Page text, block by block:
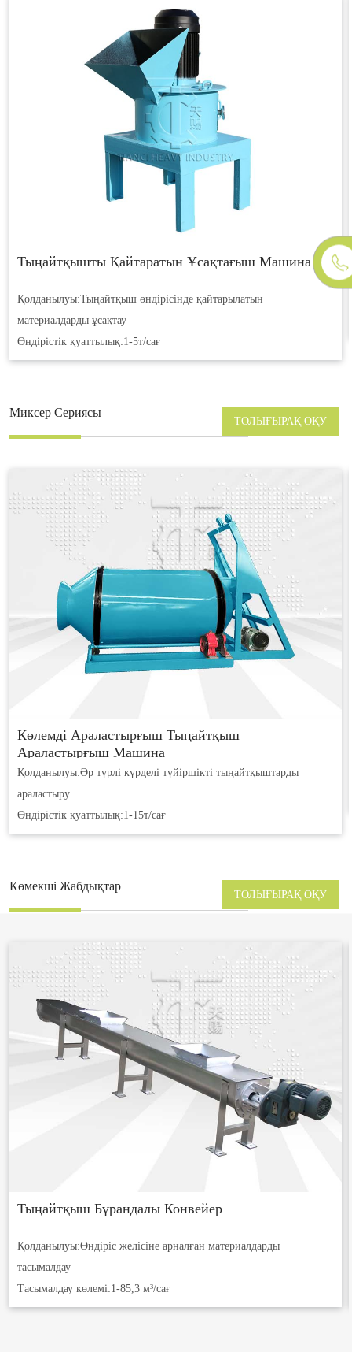
Тыңайтқышты Қайтаратын Ұсақтағыш Машина
Қолданылуы:Тыңайтқыш өндірісінде қайтарылатын
материалдарды ұсақтау
Өндірістік қуаттылық:1-5т/сағ
Миксер Сериясы
ТОЛЫҒЫРАҚ ОҚУ
Көлемді Араластырғыш Тыңайтқыш
Араластырғыш Машина
Қолданылуы:Әр түрлі күрделі түйіршікті тыңайтқыштарды
араластыру
Өндірістік қуаттылық:1-15т/сағ
Көмекші Жабдықтар
ТОЛЫҒЫРАҚ ОҚУ
Тыңайтқыш Бұрандалы Конвейер
Қолданылуы:Өндіріс желісіне арналған материалдарды
тасымалдау
Тасымалдау көлемі:1-85,3 м³/сағ